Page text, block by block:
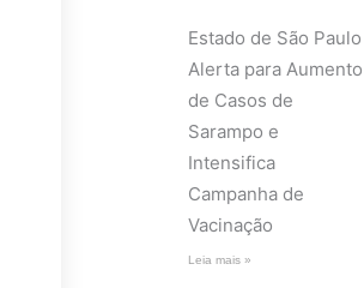
Estado de São Paulo
Alerta para Aumento
de Casos de
Sarampo e
Intensifica
Campanha de
Vacinação
Leia mais »